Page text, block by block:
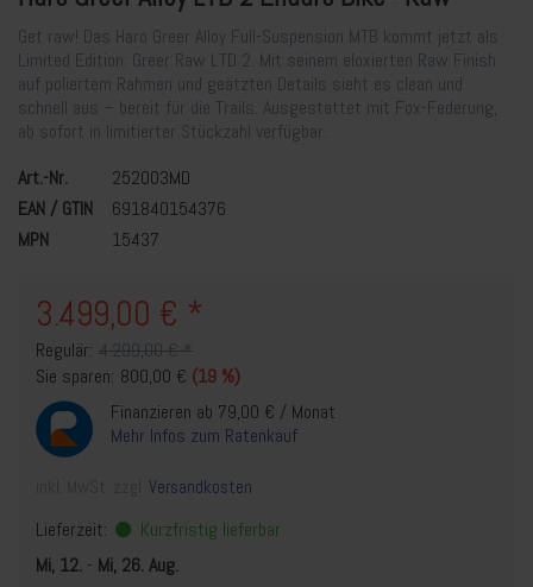
Get raw! Das Haro Greer Alloy Full-Suspension MTB kommt jetzt als
Limited Edition: Greer Raw LTD 2. Mit seinem eloxierten Raw Finish
auf poliertem Rahmen und geätzten Details sieht es clean und
schnell aus – bereit für die Trails. Ausgestattet mit Fox-Federung,
ab sofort in limitierter Stückzahl verfügbar.
Art.-Nr.
252003MD
EAN / GTIN
691840154376
MPN
15437
3.499,00 € *
Regulär: 4.299,00 € *
Sie sparen: 800,00 € (19 %)
Finanzieren ab 79,00 € / Monat
Mehr Infos zum Ratenkauf
Versandkosten
Lieferzeit:
Kurzfristig lieferbar
Mi, 12. - Mi, 26. Aug.